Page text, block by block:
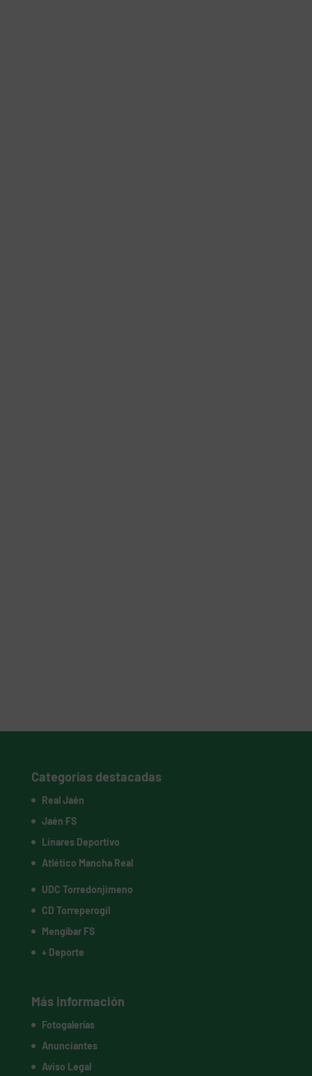
Categorías destacadas
Real Jaén
Jaén FS
Linares Deportivo
Atlético Mancha Real
UDC Torredonjimeno
CD Torreperogil
Mengíbar FS
+ Deporte
Más información
Fotogalerías
Anunciantes
Aviso Legal